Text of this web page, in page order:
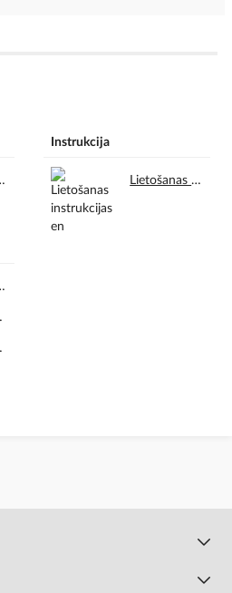
en.pdf
Instrukcija
Lietošanas instrukcijas en.pdf
CE lv.pdf